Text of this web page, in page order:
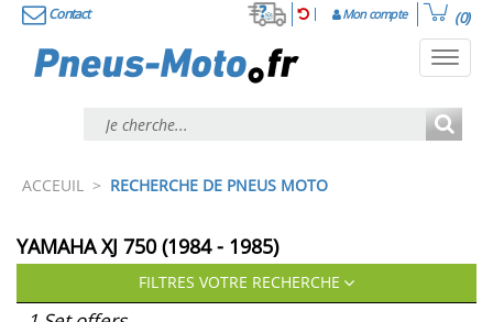
Contact Mon compte (0)
ACCEUIL > RECHERCHE DE PNEUS MOTO
YAMAHA XJ 750 (1984 - 1985)
FILTRES VOTRE RECHERCHE